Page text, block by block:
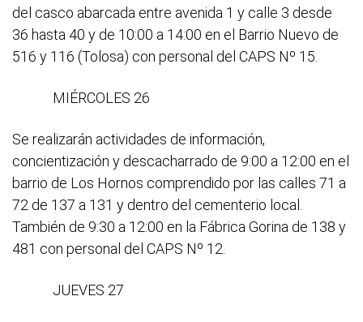
del casco abarcada entre avenida 1 y calle 3 desde
36 hasta 40 y de 10:00 a 14:00 en el Barrio Nuevo de
516 y 116 (Tolosa) con personal del CAPS Nº 15.
MIÉRCOLES 26
Se realizarán actividades de información,
concientización y descacharrado de 9:00 a 12:00 en el
barrio de Los Hornos comprendido por las calles 71 a
72 de 137 a 131 y dentro del cementerio local.
También de 9:30 a 12:00 en la Fábrica Gorina de 138 y
481 con personal del CAPS Nº 12.
JUEVES 27